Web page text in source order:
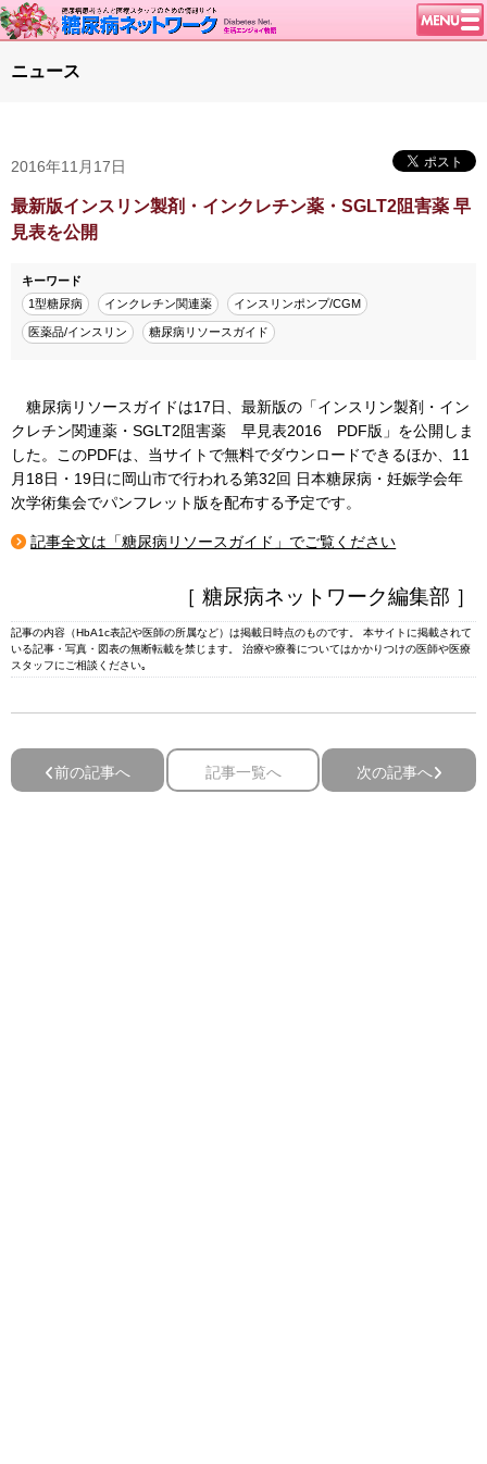
談話室BBS
糖尿病のきほん
特集・連載
特集・連載 一覧へ
腎臓の健康道
インスリンポンプ
グリコアルブミン
1型ライフ
ニュース
2016年11月17日
最新版インスリン製剤・インクレチン薬・SGLT2阻害薬 早
見表を公開
キーワード
1型糖尿病
インクレチン関連薬 インスリンポンプ/CGM
医薬品/インスリン 糖尿病リソースガイド
糖尿病リソースガイドは17日、最新版の「インスリン製剤・イン
クレチン関連薬・SGLT2阻害薬 早見表2016 PDF版」を公開しま
した。このPDFは、当サイトで無料でダウンロードできるほか、11
月18日・19日に岡山市で行われる第32回 日本糖尿病・妊娠学会年
次学術集会でパンフレット版を配布する予定です。
記事全文は「糖尿病リソースガイド」でご覧ください
［ 糖尿病ネットワーク編集部 ］
記事の内容（HbA1c表記や医師の所属など）は掲載日時点のものです。 本サイトに掲載されて
いる記事・写真・図表の無断転載を禁じます。 治療や療養についてはかかりつけの医師や医療
スタッフにご相談ください｡
前の記事へ 記事一覧へ 次の記事へ